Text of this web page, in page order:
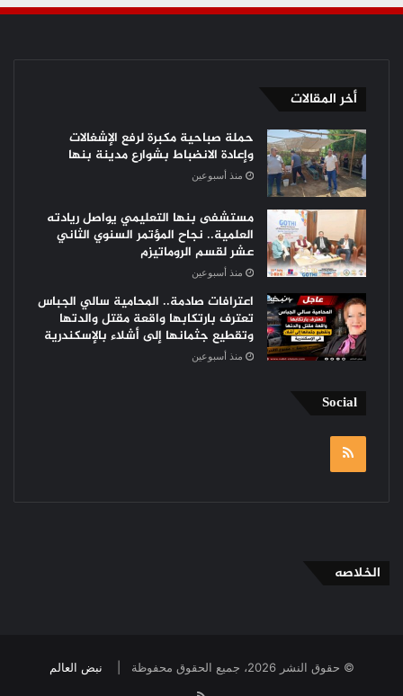
أخر المقالات
حملة صباحية مكبرة لرفع الإشغالات
وإعادة الانضباط بشوارع مدينة بنها
منذ أسبوعين
مستشفى بنها التعليمي يواصل ريادته
العلمية.. نجاح المؤتمر السنوي الثاني
عشر لقسم الروماتيزم
منذ أسبوعين
اعترافات صادمة.. المحامية سالي الجباس
تعترف بارتكابها واقعة مقتل والدتها
وتقطيع جثمانها إلى أشلاء بالإسكندرية
منذ أسبوعين
Social
RSS
الخلاصه
© حقوق النشر 2026، جميع الحقوق محفوظة |
نبض العالم